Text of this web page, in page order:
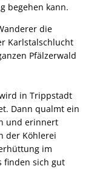
begehen kann.
die
Karlstalschlucht
Pfälzerwald
in Trippstadt
Dann qualmt ein
und erinnert
der Köhlerei
im
finden sich gut